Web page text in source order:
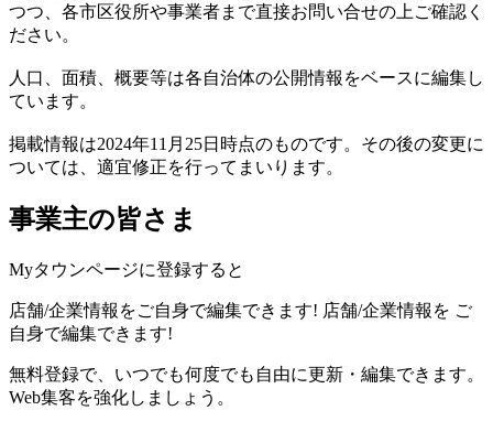
つつ、各市区役所や事業者まで直接お問い合せの上ご確認く
ださい。
人口、面積、概要等は各自治体の公開情報をベースに編集し
ています。
掲載情報は2024年11月25日時点のものです。その後の変更に
ついては、適宜修正を行ってまいります。
事業主の皆さま
Myタウンページに登録すると
店舗/企業情報をご自身で編集できます! 店舗/企業情報を ご
自身で編集できます!
無料登録で、いつでも何度でも自由に更新・編集できます。
Web集客を強化しましょう。